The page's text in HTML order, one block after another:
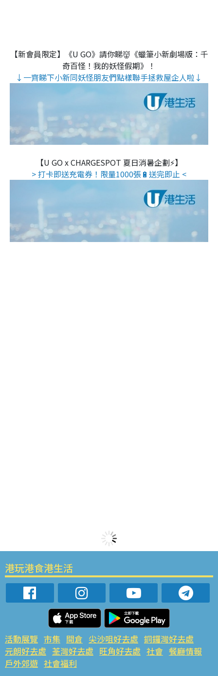
【新會員限定】《U GO》請你睇👹《蠟筆小新劇場版：千
奇百怪！我的妖怪假期》！
↓一齊睇下小新同妖怪朋友們點樣聯手拯救屋企人啦↓
【U GO x CHARGESPOT 夏日消暑企劃⚡】
> 打卡即送充電券！限量1000張🔋送完即止 <
港玩港食港生活
活動展覽 市集 開倉 尖沙咀好去處 銅鑼灣好去處
元朗好去處 荃灣好去處 旺角好去處 社會 餐廳情報
戶外郊遊 社會福利